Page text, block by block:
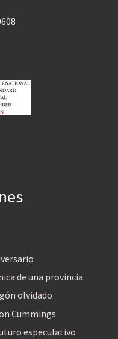
de una provincia
olvidado
Cummings
especulativo